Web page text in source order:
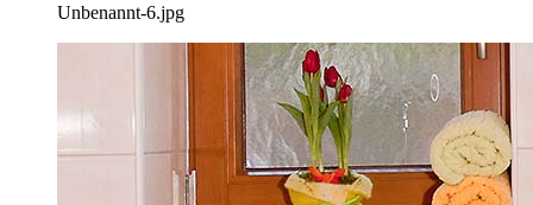
Unbenannt-6.jpg